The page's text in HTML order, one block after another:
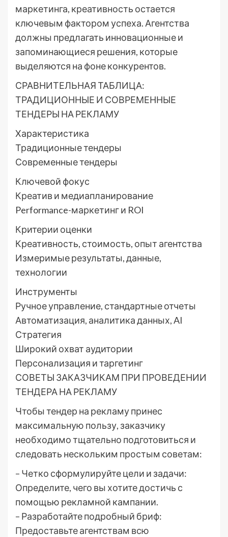
маркетинга, креативность остается
ключевым фактором успеха. Агентства
должны предлагать инновационные и
запоминающиеся решения, которые
выделяются на фоне конкурентов.
СРАВНИТЕЛЬНАЯ ТАБЛИЦА:
ТРАДИЦИОННЫЕ И СОВРЕМЕННЫЕ
ТЕНДЕРЫ НА РЕКЛАМУ
Характеристика
Традиционные тендеры
Современные тендеры
Ключевой фокус
Креатив и медиапланирование
Performance-маркетинг и ROI
Критерии оценки
Креативность, стоимость, опыт агентства
Измеримые результаты, данные,
технологии
Инструменты
Ручное управление, стандартные отчеты
Автоматизация, аналитика данных, AI
Стратегия
Широкий охват аудитории
Персонализация и таргетинг
СОВЕТЫ ЗАКАЗЧИКАМ ПРИ ПРОВЕДЕНИИ
ТЕНДЕРА НА РЕКЛАМУ
Чтобы тендер на рекламу принес
максимальную пользу, заказчику
необходимо тщательно подготовиться и
следовать нескольким простым советам:
– Четко сформулируйте цели и задачи:
Определите, чего вы хотите достичь с
помощью рекламной кампании.
– Разработайте подробный бриф:
Предоставьте агентствам всю